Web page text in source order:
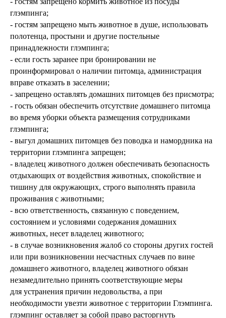
глэмпинга;
- гостям запрещено мыть животное в душе, использовать
полотенца, простыни и другие постельные
принадлежности глэмпинга;
- если гость заранее при бронировании не
проинформировал о наличии питомца, администрация
вправе отказать в заселении;
- запрещено оставлять домашних питомцев без присмотра;
- гость обязан обеспечить отсутствие домашнего питомца
во время уборки объекта размещения сотрудниками
глэмпинга;
- выгул домашних питомцев без поводка и намордника на
территории глэмпинга запрещен;
- владелец животного должен обеспечивать безопасность
отдыхающих от воздействия животных, спокойствие и
тишину для окружающих, строго выполнять правила
проживания с животными;
- всю ответственность, связанную с поведением,
состоянием и условиями содержания домашних
животных, несет владелец животного;
- в случае возникновения жалоб со стороны других гостей
или при возникновении несчастных случаев по вине
домашнего животного, владелец животного обязан
незамедлительно принять соответствующие меры
для устранения причин недовольства, а при
необходимости увезти животное с территории Глэмпинга.
глэмпинг оставляет за собой право расторгнуть